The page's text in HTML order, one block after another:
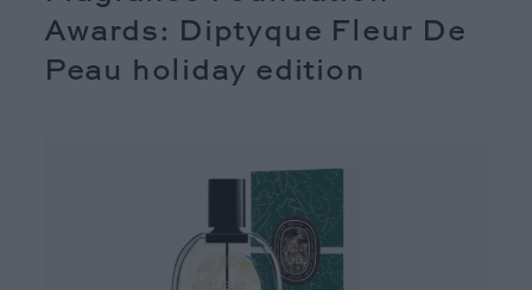
Awards: Diptyque Fleur De
Peau holiday edition